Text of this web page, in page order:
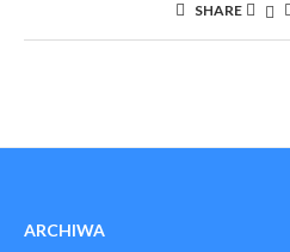
SHARE
ARCHIWA